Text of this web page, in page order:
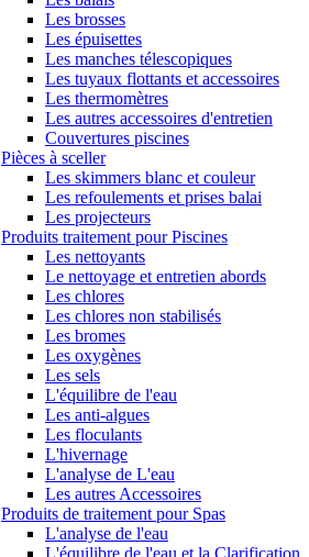
Les brosses
Les épuisettes
Les manches télescopiques
Les tuyaux flottants et accessoires
Les thermomètres
Les autres accessoires d'entretien
Couvertures piscines
Pièces à sceller
Les skimmers blanc et couleur
Les refoulements et prises balai
Les projecteurs
Produits traitement pour Piscines
Les nettoyants
Le nettoyage et entretien abords
Les chlores
Les chlores non stabilisés
Les bromes
Les oxygènes
Les sels
L'équilibre de l'eau
Les anti-algues
Les floculants
L'hivernage
L'analyse de L'eau
Les autres Accessoires
Produits de traitement pour Spas
L'analyse de l'eau
L'équilibre de l'eau et la Clarification